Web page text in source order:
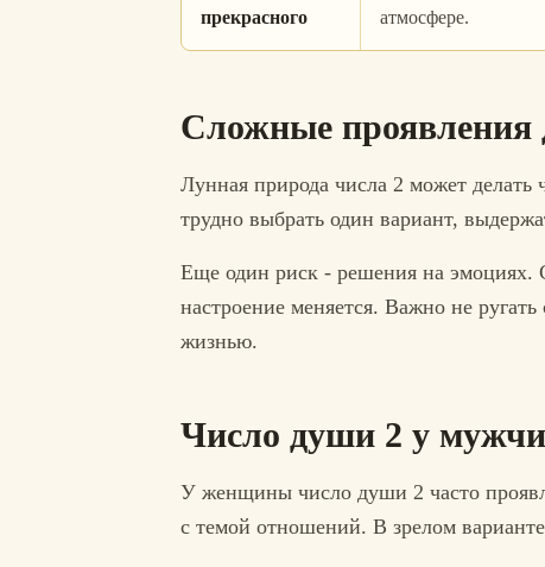
прекрасного
атмосфере.
Сложные проявления
Лунная природа числа 2 может
трудно выбрать один вариант,
Еще один риск - решения на эмоциях.
настроение меняется. Важно не ругать
жизнью.
Число души 2 у
У женщины число души 2 часто
с темой отношений. В зрелом